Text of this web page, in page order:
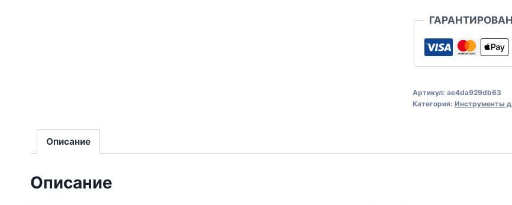
Артикул: ae4da929db63
Категория: Инструменты
Описание
Описание